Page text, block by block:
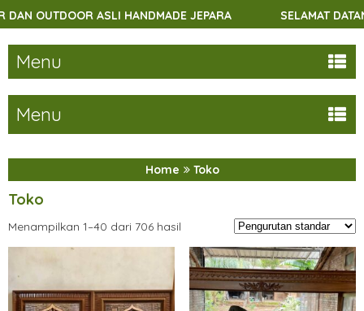
JEPARA SELAMAT DATANG DI
Menu
Menu
Home Toko
Toko
Menampilkan 1–40 dari 706 hasil